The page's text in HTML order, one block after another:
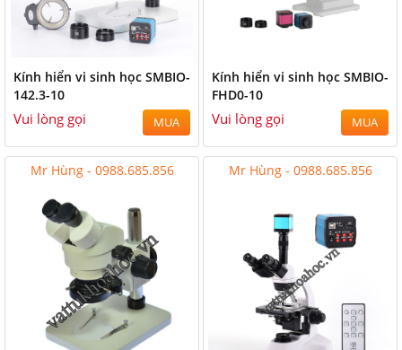
Kính hiển vi sinh học SMBIO-
142.3-10
Vui lòng gọi MUA
Kính hiển vi sinh học SMBIO-
FHD0-10
Vui lòng gọi MUA
Mr Hùng - 0988.685.856 Mr Hùng - 0988.685.856